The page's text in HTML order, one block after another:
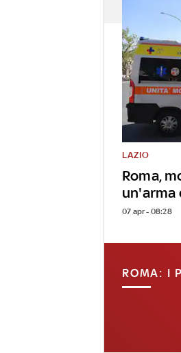
Roma,
un'arma
LAZIO
07 apr - 08:28
ROMA: I